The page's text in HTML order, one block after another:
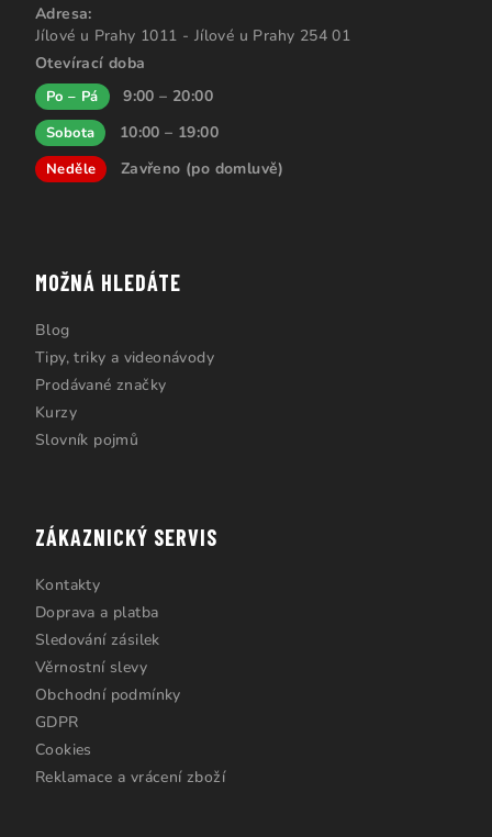
Adresa:
Jílové u Prahy 1011 - Jílové u Prahy 254 01
Otevírací doba
Po – Pá 9:00 – 20:00
Sobota 10:00 – 19:00
Neděle Zavřeno (po domluvě)
MOŽNÁ HLEDÁTE
Blog
Tipy, triky a videonávody
Prodávané značky
Kurzy
Slovník pojmů
ZÁKAZNICKÝ SERVIS
Kontakty
Doprava a platba
Sledování zásilek
Věrnostní slevy
Obchodní podmínky
GDPR
Cookies
Reklamace a vrácení zboží